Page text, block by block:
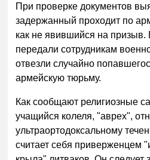
При проверке документов
задержанный проходит по
как не явившийся на призыв.
передали сотрудникам
отвезли случайно
армейскую тюрьму.
Как сообщают религиозные
учащийся колеля, "аврех",
ультраортодоксальному
считает себя приверженцем